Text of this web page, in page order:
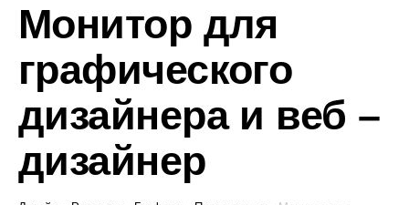
Монитор для
графического
дизайнера и веб –
дизайнер